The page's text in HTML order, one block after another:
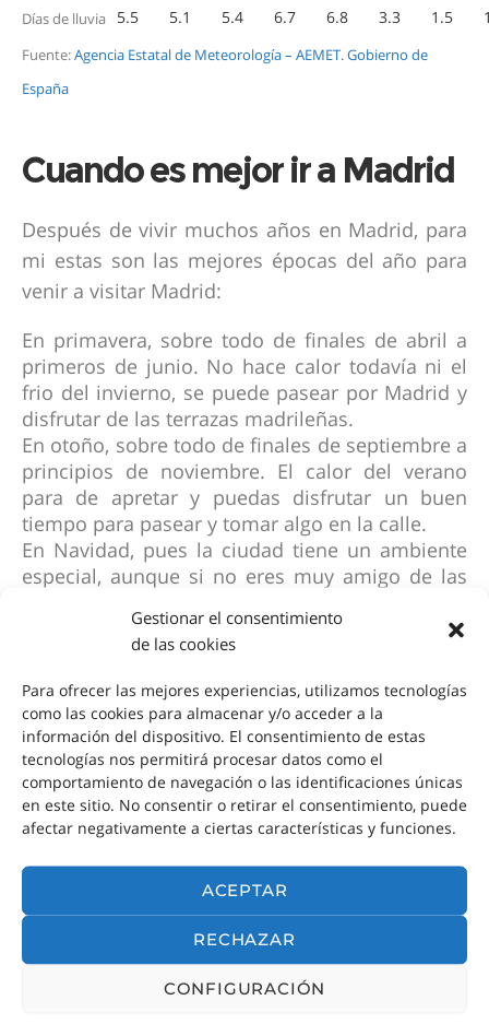
Gestionar el consentimiento
de las cookies
Para ofrecer las mejores experiencias, utilizamos tecnologías
como las cookies para almacenar y/o acceder a la
información del dispositivo. El consentimiento de estas
tecnologías nos permitirá procesar datos como el
comportamiento de navegación o las identificaciones únicas
en este sitio. No consentir o retirar el consentimiento, puede
afectar negativamente a ciertas características y funciones.
ACEPTAR
RECHAZAR
CONFIGURACIÓN
Días de lluvia 5.5 5.1 5.4 6.7 6.8 3.3 1.5
Fuente:Agencia Estatal de Meteorología – AEMET. Gobierno de
España
Cuando es mejor ir a Madrid
Después de vivir muchos años en Madrid, para
mi estas son las mejores épocas del año para
venir a visitar Madrid:
En primavera, sobre todo de finales de abril a
primeros de junio. No hace calor todavía ni el
frio del invierno, se puede pasear por Madrid y
disfrutar de las terrazas madrileñas.
En otoño, sobre todo de finales de septiembre a
principios de noviembre. El calor del verano
para de apretar y puedas disfrutar un buen
tiempo para pasear y tomar algo en la calle.
En Navidad, pues la ciudad tiene un ambiente
especial, aunque si no eres muy amigo de las
venir, porque sobre todo del puente de la
Constitución al día de Reyes está todo el centro
de Madrid a tope de gente.
El tiempo para los próximos
días
Aquí os dejo una previsión del tiempo para los
próximos días en Madrid: